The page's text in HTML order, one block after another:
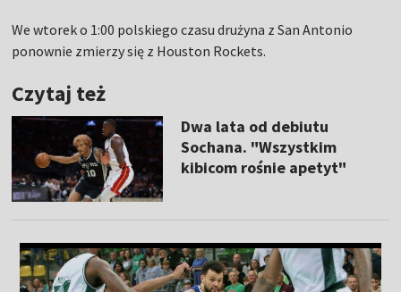
We wtorek o 1:00 polskiego czasu drużyna z San Antonio
ponownie zmierzy się z Houston Rockets.
Czytaj też
Dwa lata od debiutu
Sochana. "Wszystkim
kibicom rośnie apetyt"